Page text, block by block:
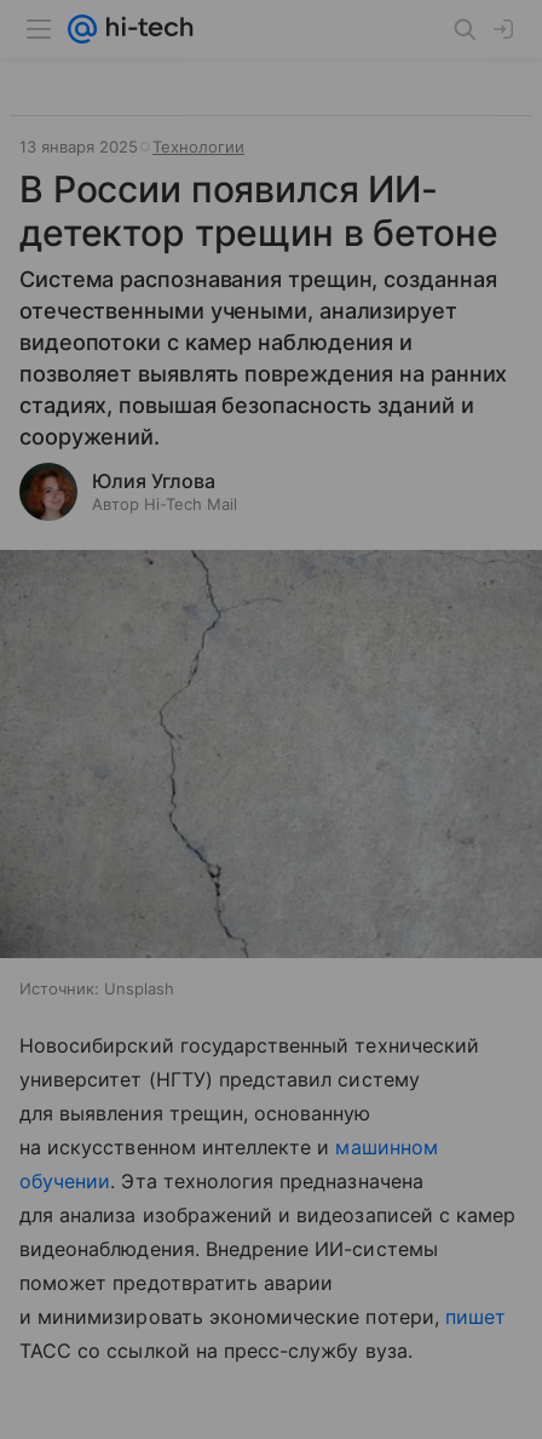
13 января 2025 Технологии
В России появился ИИ-
детектор трещин в бетоне
Система распознавания трещин, созданная
отечественными учеными, анализирует
видеопотоки с камер наблюдения и
позволяет выявлять повреждения на ранних
стадиях, повышая безопасность зданий и
сооружений.
Юлия Углова
Автор Hi-Tech Mail
Источник: Unsplash
Новосибирский государственный технический
университет (НГТУ) представил систему
для выявления трещин, основанную
на искусственном интеллекте и машинном
обучении. Эта технология предназначена
для анализа изображений и видеозаписей с камер
видеонаблюдения. Внедрение ИИ-системы
поможет предотвратить аварии
и минимизировать экономические потери, пишет
ТАСС со ссылкой на пресс-службу вуза.